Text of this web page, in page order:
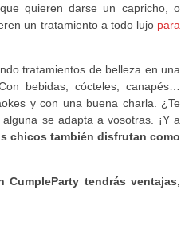
que quieren darse un capricho, o
un tratamiento a todo lujo para
tratamientos de belleza en una
bebidas, cócteles, canapés…
y con una buena charla. ¿Te
se adapta a vosotras. ¡Y a
chicos también disfrutan como
tendrás ventajas,